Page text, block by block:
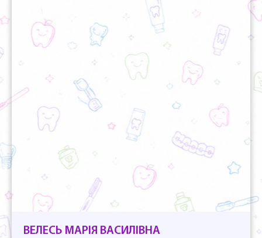
ВЕЛЕСЬ МАРІЯ ВАСИЛІВНА